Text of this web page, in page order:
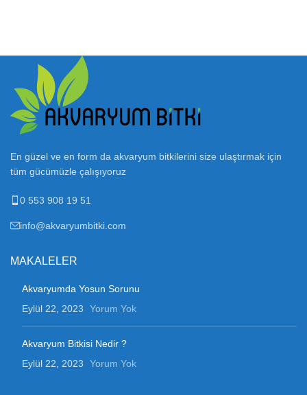
En güzel ve en form da akvaryum bitkilerini size ulaştırmak için
tüm gücümüzle çalışıyoruz
0 553 908 19 51
info@akvaryumbitki.com
MAKALELER
Akvaryumda Yosun Sorunu
Eylül 22, 2023
Yorum Yok
Akvaryum Bitkisi Nedir ?
Eylül 22, 2023
Yorum Yok